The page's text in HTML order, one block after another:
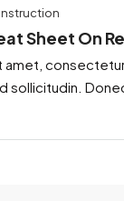
Sheet On
amet,
sollicitudin.